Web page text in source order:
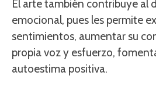
El arte también contribuye al
emocional, pues les permite
sentimientos, aumentar su
propia voz y esfuerzo,
autoestima positiva.